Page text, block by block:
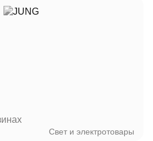
Свет и электротовары